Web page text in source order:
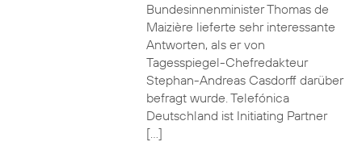
Bundesinnenminister Thomas de
Maizière lieferte sehr interessante
Antworten, als er von
Tagesspiegel-Chefredakteur
Stephan-Andreas Casdorff darüber
befragt wurde. Telefónica
Deutschland ist Initiating Partner
[…]